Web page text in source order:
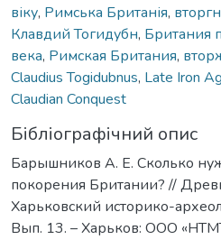
віку, Римська Британія,
Клавдий Тогидубн, Британия
века, Римская Британия,
Claudius Togidubnus, Late Iron
Claudian Conquest
Бібліографічний опис
Барышников А. Е. Сколько
покорения Британии? //
Харьковский историко-
Вып. 13. – Харьков: ООО